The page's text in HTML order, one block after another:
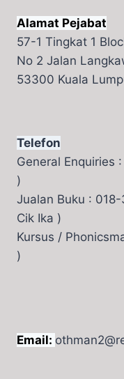
Alamat Pejabat
57-1 Tingkat 1
No 2 Jalan
53300 Kuala
Telefon
General Enquiries
)
Jualan Buku :
Cik Ika )
Kursus /
)
Email: